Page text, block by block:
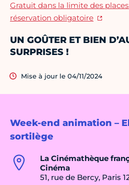
Week-end animation –
sortilège
La Cinémathèque
Cinéma
51, rue de Bercy, Paris
Gratuit dans la limite des
réservation obligatoire
UN GOÛTER ET BIEN
SURPRISES !
Mise à jour le 04/11/2024